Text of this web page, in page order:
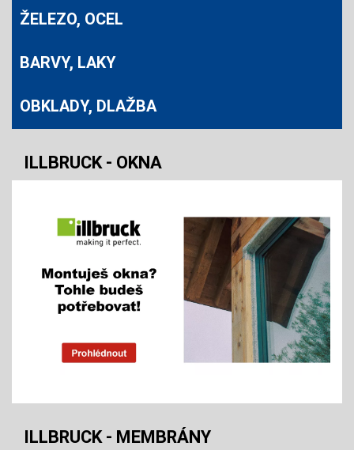
ŽELEZO, OCEL
BARVY, LAKY
OBKLADY, DLAŽBA
ILLBRUCK - OKNA
ILLBRUCK - MEMBRÁNY